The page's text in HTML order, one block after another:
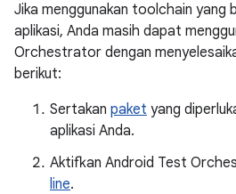
Jika menggunakan toolchain yang
aplikasi, Anda masih dapat
Orchestrator dengan
berikut:
Sertakan paket yang
aplikasi Anda.
Aktifkan Android Test
line.